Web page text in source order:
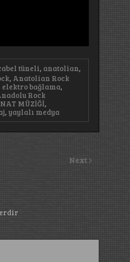
tüneli, anatolian,
, Anatolian Rock
elektro bağlama,
Rock
MÜZİĞİ,
, yaylalı medya
Next